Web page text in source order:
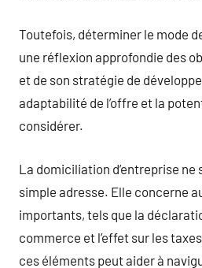
Toutefois, déterminer le mode
une réflexion approfondie des
et de son stratégie de
adaptabilité de l’offre et la
considérer.
La domiciliation d’entreprise ne
simple adresse. Elle concerne
importants, tels que la
commerce et l’effet sur les
ces éléments peut aider à